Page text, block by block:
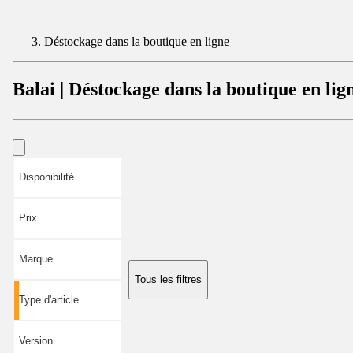
Déstockage dans la boutique en ligne
Balai | Déstockage dans la boutique en
Disponibilité
Prix
Marque
Type d'article
Version
Tous les filtres